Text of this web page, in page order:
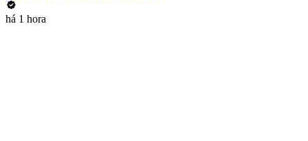
há 1 hora